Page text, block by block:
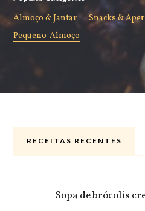
Almoço & Jantar Snacks &
Pequeno-Almoço
RECEITAS RECENTES
Sopa de brócolis